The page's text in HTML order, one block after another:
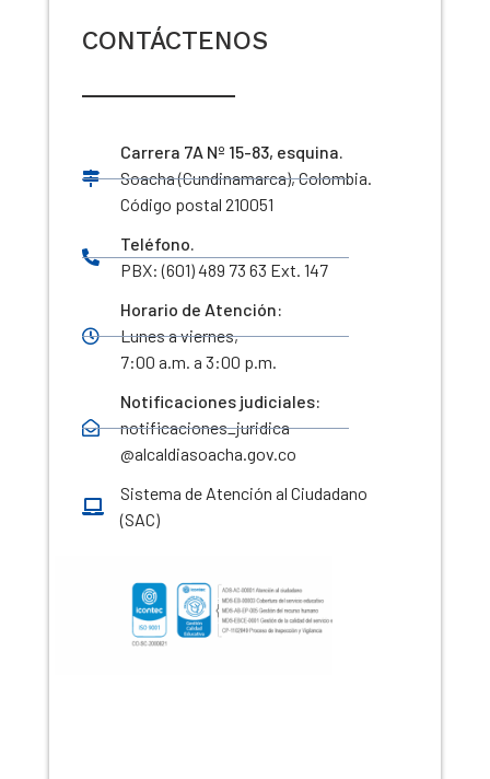
CONTÁCTENOS
Carrera 7A Nº 15-83, esquina.
Soacha (Cundinamarca), Colombia.
Código postal 210051
Teléfono.
PBX: (601) 489 73 63 Ext. 147
Horario de Atención:
Lunes a viernes,
7:00 a.m. a 3:00 p.m.
Notificaciones judiciales:
notificaciones_juridica
@alcaldiasoacha.gov.co
Sistema de Atención al Ciudadano
(SAC)